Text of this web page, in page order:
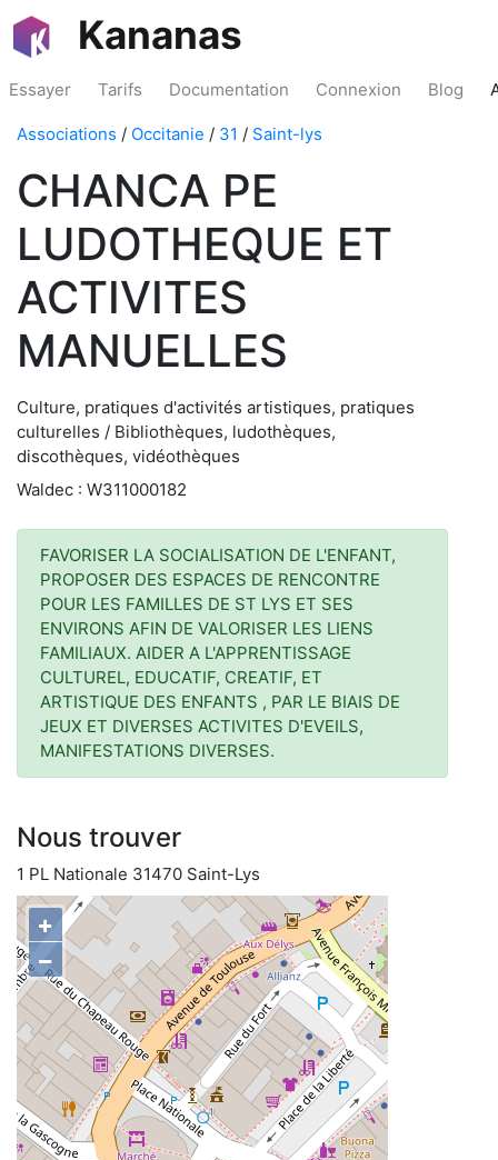
Kananas
Essayer Tarifs Documentation Connexion Blog
Associations / Occitanie / 31 / Saint-lys
CHANCA PE
LUDOTHEQUE ET
ACTIVITES
MANUELLES
Culture, pratiques d'activités artistiques, pratiques
culturelles / Bibliothèques, ludothèques,
discothèques, vidéothèques
Waldec : W311000182
FAVORISER LA SOCIALISATION DE L'ENFANT,
PROPOSER DES ESPACES DE RENCONTRE
POUR LES FAMILLES DE ST LYS ET SES
ENVIRONS AFIN DE VALORISER LES LIENS
FAMILIAUX. AIDER A L'APPRENTISSAGE
CULTUREL, EDUCATIF, CREATIF, ET
ARTISTIQUE DES ENFANTS , PAR LE BIAIS DE
JEUX ET DIVERSES ACTIVITES D'EVEILS,
MANIFESTATIONS DIVERSES.
Nous trouver
1 PL Nationale 31470 Saint-Lys
+
−